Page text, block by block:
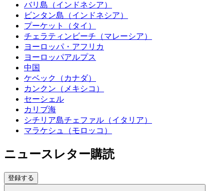
バリ島（インドネシア）
ビンタン島（インドネシア）
プーケット（タイ）
チェラティンビーチ（マレーシア）
ヨーロッパ・アフリカ
ヨーロッパアルプス
中国
ケベック（カナダ）
カンクン（メキシコ）
セーシェル
カリブ海
シチリア島チェファル（イタリア）
マラケシュ（モロッコ）
ニュースレター購読
登録する